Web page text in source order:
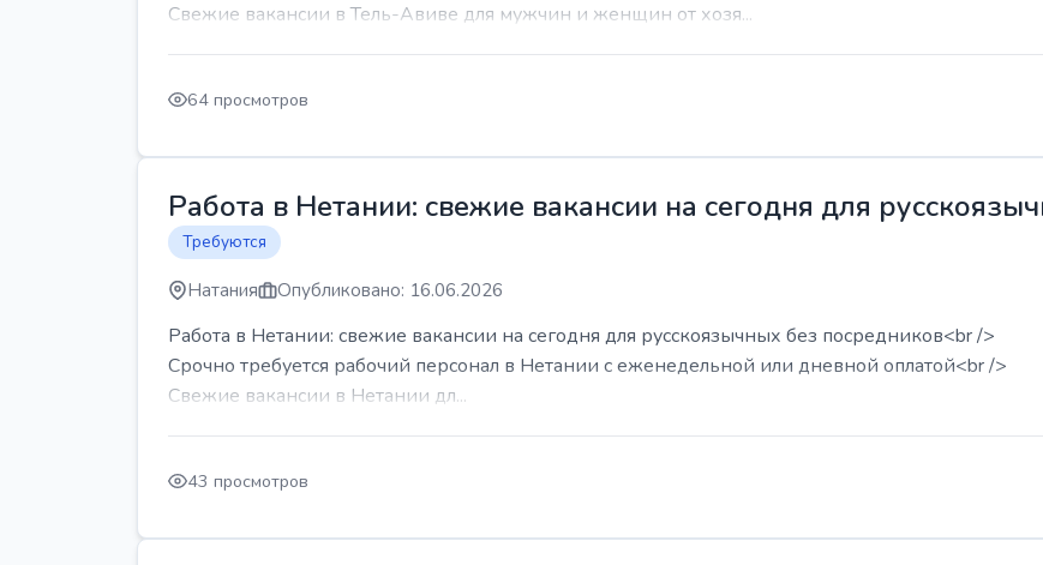
Свежие вакансии в Тель-Авиве для мужчин и женщин от хозя...
64 просмотров
Работа в Нетании: свежие вакансии на сегодня для
Требуются
Натания Опубликовано: 16.06.2026
Работа в Нетании: свежие вакансии на сегодня для русскоязычных без посредников<br />
Срочно требуется рабочий персонал в Нетании с еженедельной или дневной оплатой<br />
Свежие вакансии в Нетании дл...
43 просмотров